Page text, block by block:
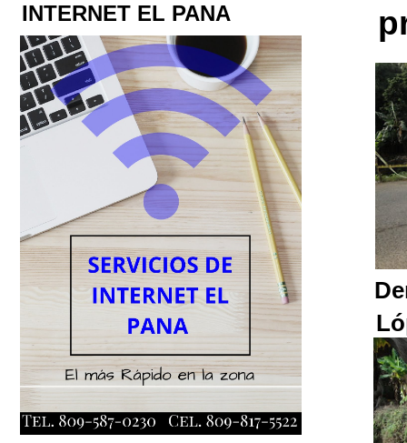
INTERNET EL PANA